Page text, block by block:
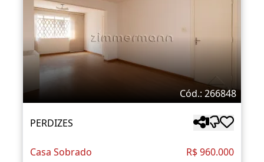
Cód.: 266848
PERDIZES
Casa Sobrado R$ 960.000